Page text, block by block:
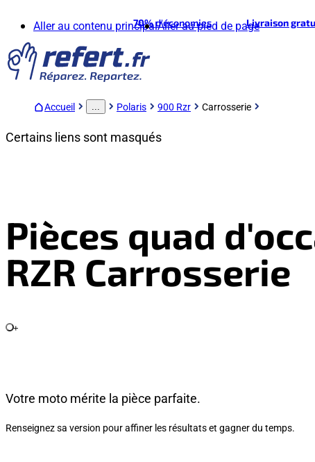
Aller au contenu principalAller au pied de page
70%d'économies Livraison
Accueil ... Polaris 900 Rzr Carrosserie
Certains liens sont masqués
Pièces quad
RZR Carrosserie
+
Votre moto mérite la pièce parfaite.
Renseignez sa version pour affiner les résultats et gagner du temps.